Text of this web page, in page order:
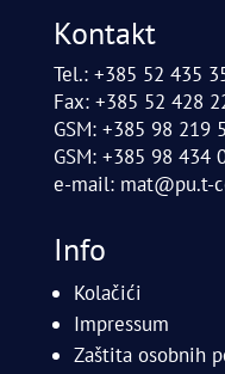
Kontakt
Tel.: +385 52 435
Fax: +385 52 428
GSM: +385 98 219
GSM: +385 98 434
e-mail: mat@pu.t-
Info
Kolačići
Impressum
Zaštita osobnih